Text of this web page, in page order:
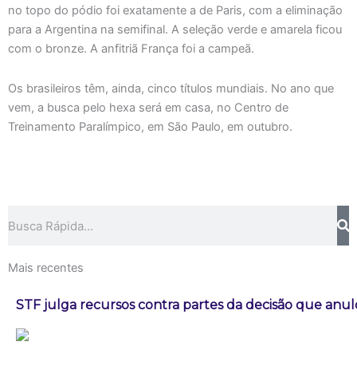
no topo do pódio foi exatamente a de Paris, com a eliminação
para a Argentina na semifinal. A seleção verde e amarela ficou
com o bronze. A anfitriã França foi a campeã.
Os brasileiros têm, ainda, cinco títulos mundiais. No ano que
vem, a busca pelo hexa será em casa, no Centro de
Treinamento Paralímpico, em São Paulo, em outubro.
Mais recentes
STF julga recursos contra partes da decisão que